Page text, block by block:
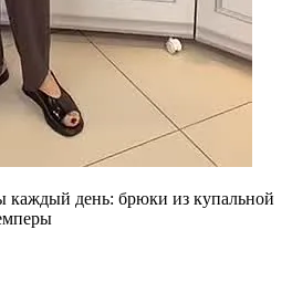
день: брюки из купальной